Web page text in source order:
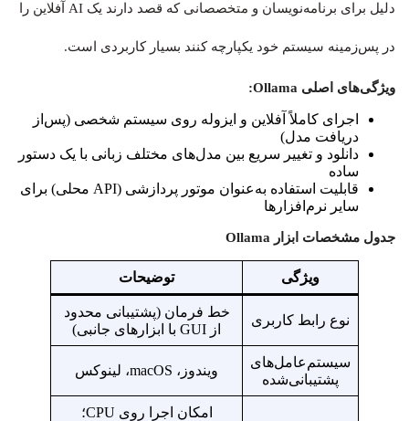
دلیل برای برنامه‌نویسان و متخصصانی که قصد دارند یک AI آفلاین را
در پس‌زمینه سیستم خود یکپارچه کنند بسیار کاربردی است.
ویژگی‌های اصلی Ollama:
اجرای کاملاً آفلاین و ایزوله روی سیستم شخصی (پس‌از
دریافت مدل)
دانلود و تغییر سریع بین مدل‌های مختلف زبانی با یک دستور
ساده
قابلیت استفاده به‌عنوان موتور پردازشی (API محلی) برای
سایر نرم‌افزارها
جدول مشخصات ابزار Ollama
ویژگی توضیحات
نوع رابط کاربری
خط فرمان (پشتیبانی محدود
از GUI با ابزارهای جانبی)
سیستم‌عامل‌های
پشتیبانی‌شده
ویندوز، macOS، لینوکس
امکان اجرا روی CPU؛